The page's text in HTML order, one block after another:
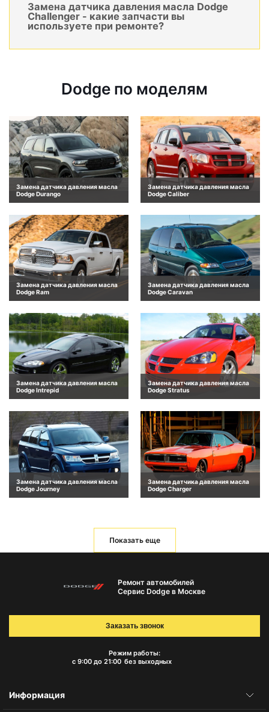
Замена датчика давления масла Dodge
Challenger - какие запчасти вы
используете при ремонте?
Dodge по моделям
Замена датчика давления масла
Dodge Durango
Замена датчика давления масла
Dodge Caliber
Замена датчика давления масла
Dodge Ram
Замена датчика давления масла
Dodge Caravan
Замена датчика давления масла
Dodge Intrepid
Замена датчика давления масла
Dodge Stratus
Замена датчика давления масла
Dodge Journey
Замена датчика давления масла
Dodge Charger
Показать еще
Ремонт автомобилей
Сервис Dodge в Москве
Режим работы:
с 9:00 до 21:00 без выходных
Заказать звонок
Информация